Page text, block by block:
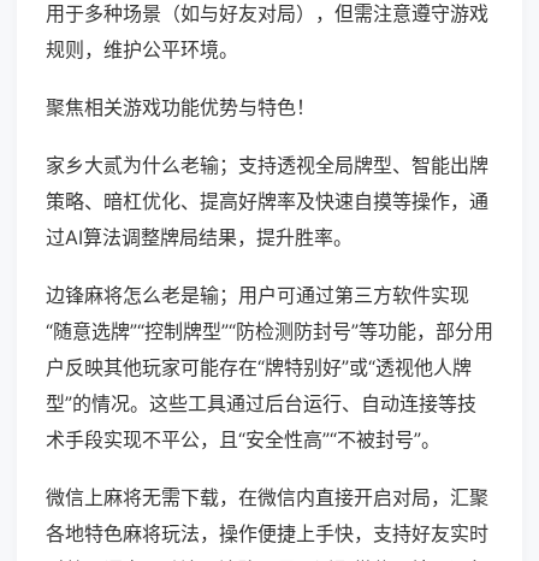
用于多种场景（如与好友对局），但需注意遵守游戏
规则，维护公平环境。
聚焦相关游戏功能优势与特色！
家乡大贰为什么老输；支持透视全局牌型、智能出牌
策略、暗杠优化、提高好牌率及快速自摸等操作，通
过AI算法调整牌局结果，提升胜率。
边锋麻将怎么老是输；用户可通过第三方软件实现
“随意选牌”“控制牌型”“防检测防封号”等功能，部分用
户反映其他玩家可能存在“牌特别好”或“透视他人牌
型”的情况。这些工具通过后台运行、自动连接等技
术手段实现不平公，且“安全性高”“不被封号”。
微信上麻将无需下载，在微信内直接开启对局，汇聚
各地特色麻将玩法，操作便捷上手快，支持好友实时